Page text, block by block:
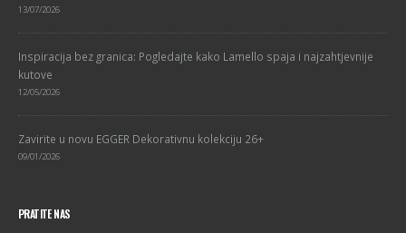
13/07/2026
Inspiracija bez granica: Pogledajte kako Lamello spaja i najzahtjevnije
kutove
12/05/2026
Zavirite u novu EGGER Dekorativnu kolekciju 26+
09/01/2026
PRATITE NAS